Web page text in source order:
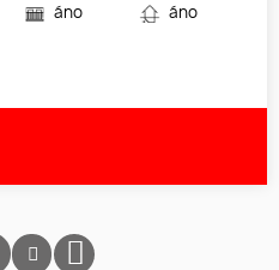
áno
áno